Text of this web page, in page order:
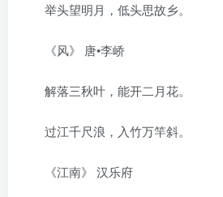
举头望明月，低头思故乡。
《风》 唐•李峤
解落三秋叶，能开二月花。
过江千尺浪，入竹万竿斜。
《江南》 汉乐府